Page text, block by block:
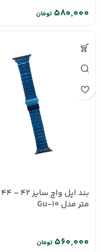
تومان
متر مدل Gu-10
تومان